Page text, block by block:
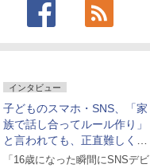
インタビュー
子どものスマホ・SNS、「家
族で話し合ってルール作り」
と言われても、正直難しくな
いですか？
「16歳になった瞬間にSNSデビ